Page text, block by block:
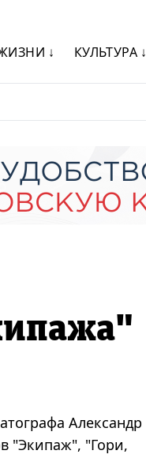
↓ КУЛЬТУРА ↓
Александр
"Экипаж", "Гори,